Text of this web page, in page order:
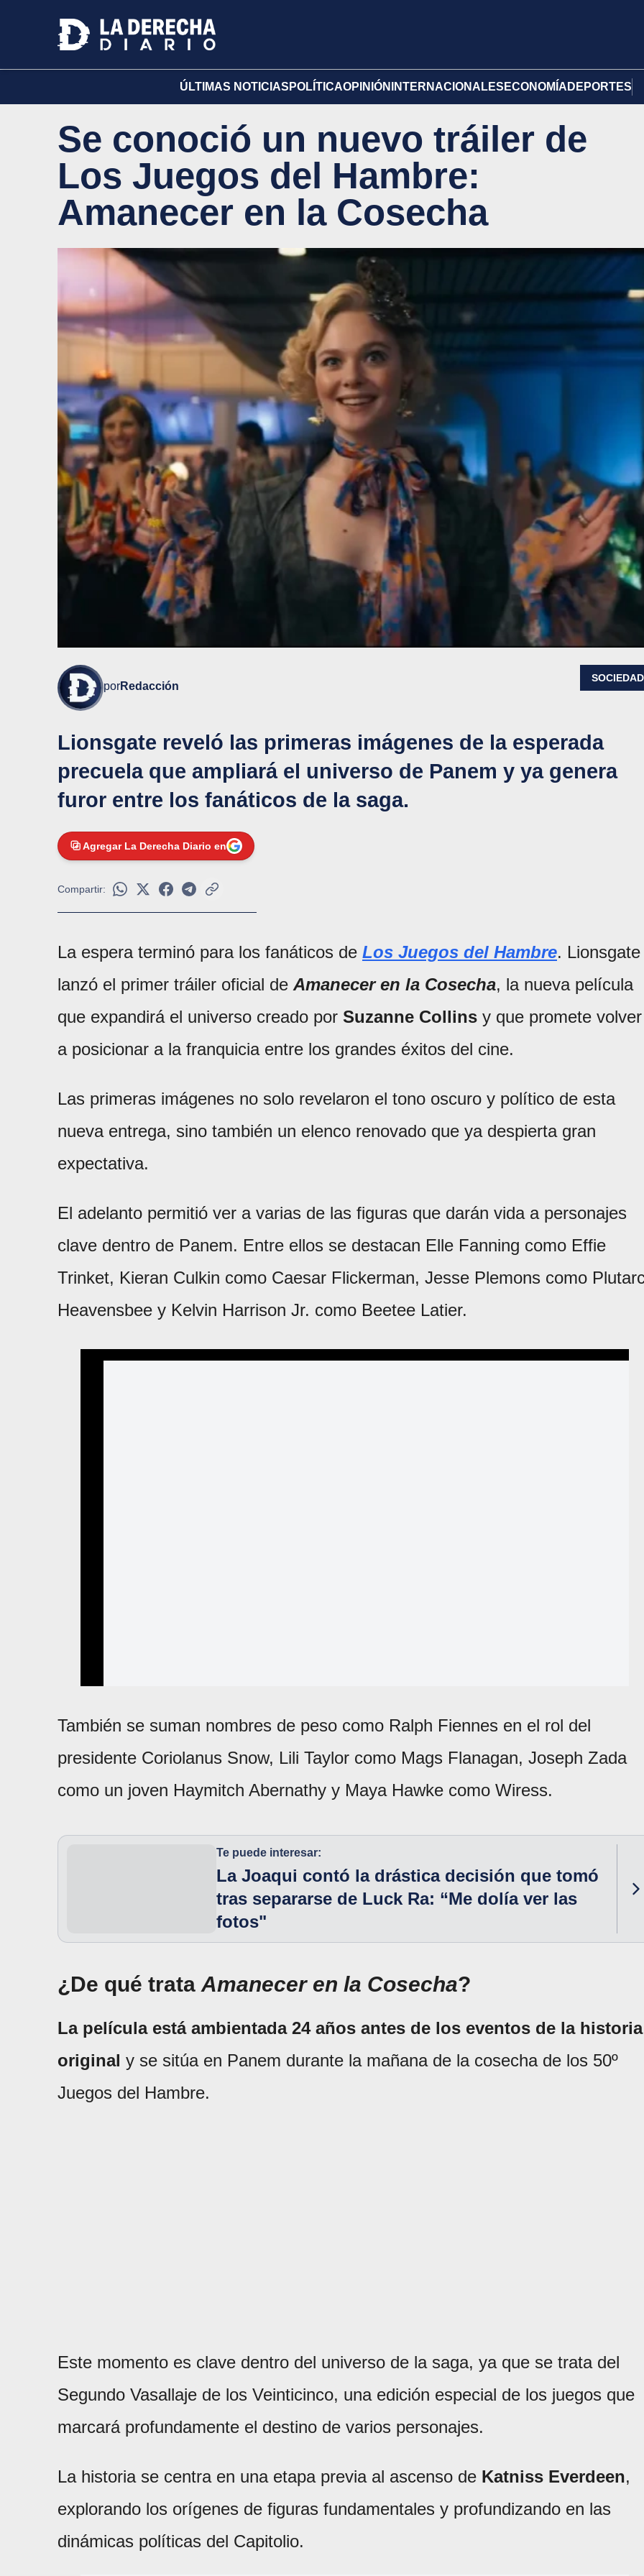
ÚLTIMAS NOTICIAS POLÍTICAOPINIÓN INTERNACIONALES ECONOMÍA DEPORTES
Se conoció un nuevo tráiler de
Los Juegos del Hambre:
Amanecer en la Cosecha
porRedacción
SOCIEDAD
Lionsgate reveló las primeras imágenes de la esperada
precuela que ampliará el universo de Panem y ya genera
furor entre los fanáticos de la saga.
Agregar La Derecha Diario en
Compartir:
La espera terminó para los fanáticos de Los Juegos del Hambre. Lionsgate
lanzó el primer tráiler oficial de Amanecer en la Cosecha, la nueva película
que expandirá el universo creado por Suzanne Collins y que promete volver
a posicionar a la franquicia entre los grandes éxitos del cine.
Las primeras imágenes no solo revelaron el tono oscuro y político de esta
nueva entrega, sino también un elenco renovado que ya despierta gran
expectativa.
El adelanto permitió ver a varias de las figuras que darán vida a personajes
clave dentro de Panem. Entre ellos se destacan Elle Fanning como Effie
Trinket, Kieran Culkin como Caesar Flickerman, Jesse Plemons como
Heavensbee y Kelvin Harrison Jr. como Beetee Latier.
También se suman nombres de peso como Ralph Fiennes en el rol del
presidente Coriolanus Snow, Lili Taylor como Mags Flanagan, Joseph Zada
como un joven Haymitch Abernathy y Maya Hawke como Wiress.
Te puede interesar:
La Joaqui contó la drástica decisión que tomó
tras separarse de Luck Ra: “Me dolía ver las
fotos"
¿De qué trata Amanecer en la Cosecha?
La película está ambientada 24 años antes de los eventos de la historia
original y se sitúa en Panem durante la mañana de la cosecha de los 50º
Juegos del Hambre.
Este momento es clave dentro del universo de la saga, ya que se trata del
Segundo Vasallaje de los Veinticinco, una edición especial de los juegos que
marcará profundamente el destino de varios personajes.
La historia se centra en una etapa previa al ascenso de Katniss Everdeen,
explorando los orígenes de figuras fundamentales y profundizando en las
dinámicas políticas del Capitolio.